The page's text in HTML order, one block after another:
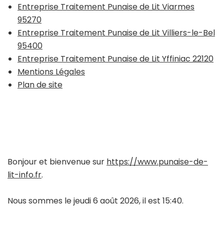
Entreprise Traitement Punaise de Lit Viarmes
95270
Entreprise Traitement Punaise de Lit Villiers-le-Bel
95400
Entreprise Traitement Punaise de Lit Yffiniac 22120
Mentions Légales
Plan de site
Bonjour et bienvenue sur https://www.punaise-de-
lit-info.fr.
Nous sommes le jeudi 6 août 2026, il est 15:40.